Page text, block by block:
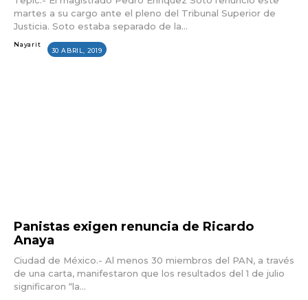
martes a su cargo ante el pleno del Tribunal Superior de
Justicia. Soto estaba separado de la...
Nayarit
30 ABRIL, 2019
Panistas exigen renuncia de Ricardo
Anaya
Ciudad de México.- Al menos 30 miembros del PAN, a través
de una carta, manifestaron que los resultados del 1 de julio
significaron “la...